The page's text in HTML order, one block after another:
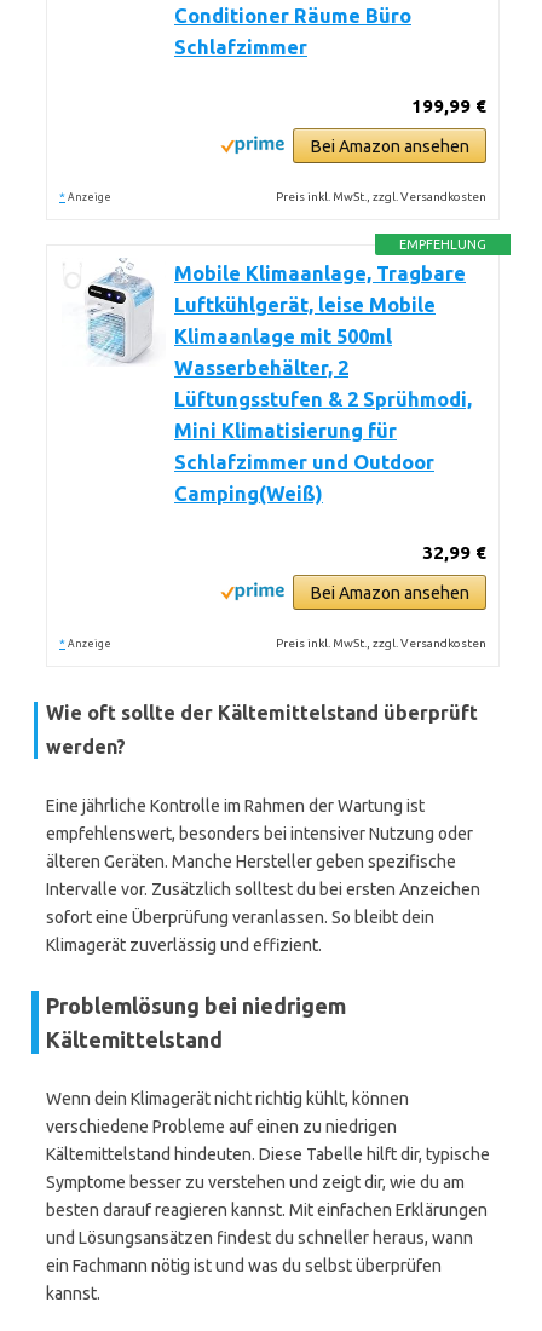
Conditioner Räume Büro
Schlafzimmer
199,99 €
Bei Amazon ansehen
* Anzeige Preis inkl. MwSt., zzgl. Versandkosten
EMPFEHLUNG
Mobile Klimaanlage, Tragbare
Luftkühlgerät, leise Mobile
Klimaanlage mit 500ml
Wasserbehälter, 2
Lüftungsstufen & 2 Sprühmodi,
Mini Klimatisierung für
Schlafzimmer und Outdoor
Camping(Weiß)
32,99 €
Bei Amazon ansehen
* Anzeige Preis inkl. MwSt., zzgl. Versandkosten
Wie oft sollte der Kältemittelstand überprüft
werden?
Eine jährliche Kontrolle im Rahmen der Wartung ist
empfehlenswert, besonders bei intensiver Nutzung oder
älteren Geräten. Manche Hersteller geben spezifische
Intervalle vor. Zusätzlich solltest du bei ersten Anzeichen
sofort eine Überprüfung veranlassen. So bleibt dein
Klimagerät zuverlässig und effizient.
Problemlösung bei niedrigem
Kältemittelstand
Wenn dein Klimagerät nicht richtig kühlt, können
verschiedene Probleme auf einen zu niedrigen
Kältemittelstand hindeuten. Diese Tabelle hilft dir, typische
Symptome besser zu verstehen und zeigt dir, wie du am
besten darauf reagieren kannst. Mit einfachen Erklärungen
und Lösungsansätzen findest du schneller heraus, wann
ein Fachmann nötig ist und was du selbst überprüfen
kannst.